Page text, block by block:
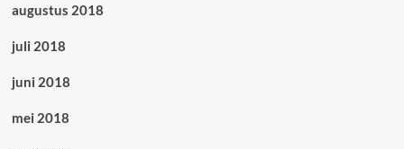
augustus 2018
juli 2018
juni 2018
mei 2018